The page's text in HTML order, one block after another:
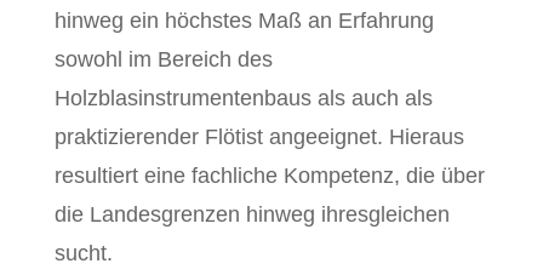
hinweg ein höchstes Maß an Erfahrung
sowohl im Bereich des
Holzblasinstrumentenbaus als auch als
praktizierender Flötist angeeignet. Hieraus
resultiert eine fachliche Kompetenz, die über
die Landesgrenzen hinweg ihresgleichen
sucht.